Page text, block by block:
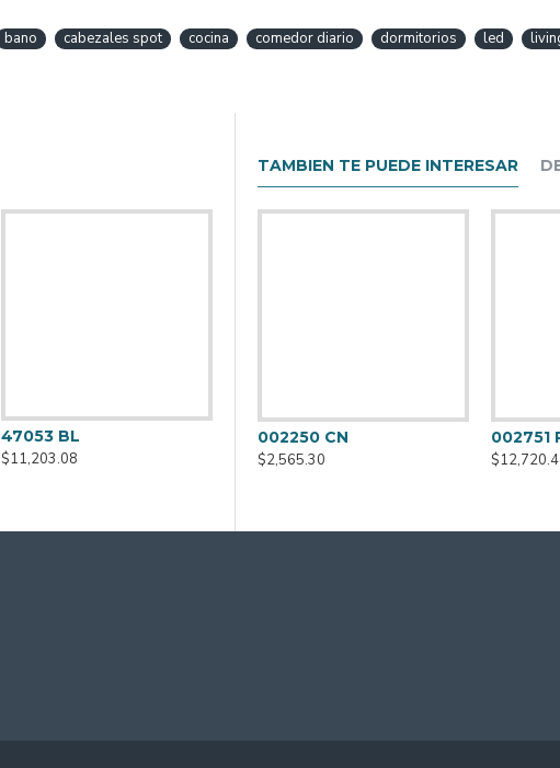
bano cabezales spot cocina comedor diario dormitorios led
47053 BL
$11,203.08
40650 PL
$48,655.12
42700 NI
$26,600.12
TAMBIEN TE PUEDE INTERESAR
002250 CN
$2,565.30
002751